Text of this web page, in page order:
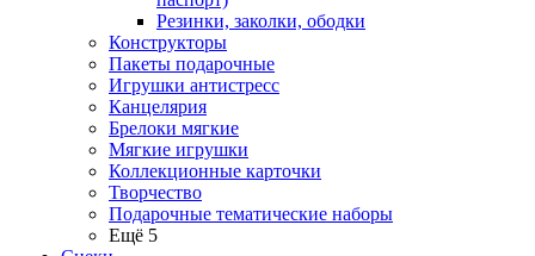
Резинки, заколки, ободки
Конструкторы
Пакеты подарочные
Игрушки антистресс
Канцелярия
Брелоки мягкие
Мягкие игрушки
Коллекционные карточки
Творчество
Подарочные тематические наборы
Ещё 5